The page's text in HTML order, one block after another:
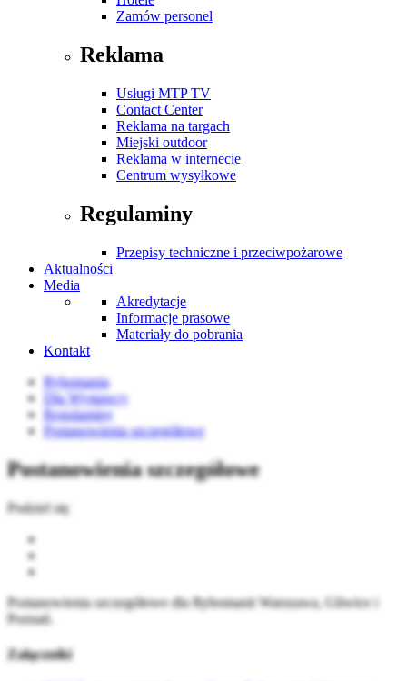
Zamów personel
Reklama
Usługi MTP TV
Contact Center
Reklama na targach
Miejski outdoor
Reklama w internecie
Centrum wysyłkowe
Regulaminy
Przepisy techniczne i przeciwpożarowe
Aktualności
Media
Akredytacje
Informacje prasowe
Materiały do pobrania
Kontakt
Rybomania
Dla Wystawcy
Regulaminy
Postanowienia szczegółowe
Postanowienia szczegółowe
Podziel się
Postanowienia szczegółowe dla Rybomanii Warszawa, Gliwice i
Poznań.
Załączniki